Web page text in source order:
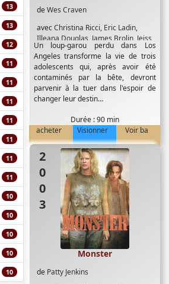
13
13
12
11
11
11
11
11
11
11
10
10
10
10
10
deWes Craven
avecChristina Ricci, Eric Ladin,
Illeana Douglas James Brolin, Jeiss
Eisanberg,Joshua jackson,Omar
Epps,Robert Forster Scott Foley ,
Shannon Elizabeth
Un loup-garou perdu dans Los
Angeles transforme la vie de trois
adolescents qui, après avoir été
contaminés par la bête, devront
parvenir à la tuer dans l'espoir de
changer leur destin…
Durée : 90 min
acheter
Visionner Voir ba
2003
de Patty Jenkins
Monster